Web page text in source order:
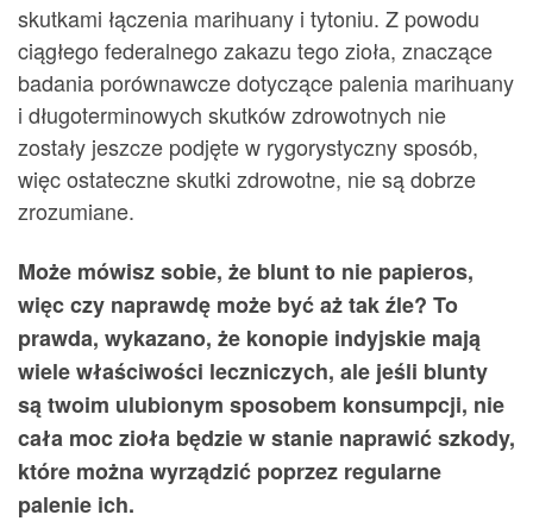
skutkami łączenia marihuany i tytoniu. Z powodu
ciągłego federalnego zakazu tego zioła, znaczące
badania porównawcze dotyczące palenia marihuany
i długoterminowych skutków zdrowotnych nie
zostały jeszcze podjęte w rygorystyczny sposób,
więc ostateczne skutki zdrowotne, nie są dobrze
zrozumiane.
Może mówisz sobie, że blunt to nie papieros,
więc czy naprawdę może być aż tak źle? To
prawda, wykazano, że konopie indyjskie mają
wiele właściwości leczniczych, ale jeśli blunty
są twoim ulubionym sposobem konsumpcji, nie
cała moc zioła będzie w stanie naprawić szkody,
które można wyrządzić poprzez regularne
palenie ich.